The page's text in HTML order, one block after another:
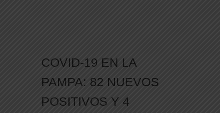
COVID-19 EN LA
PAMPA: 82 NUEVOS
POSITIVOS Y 4